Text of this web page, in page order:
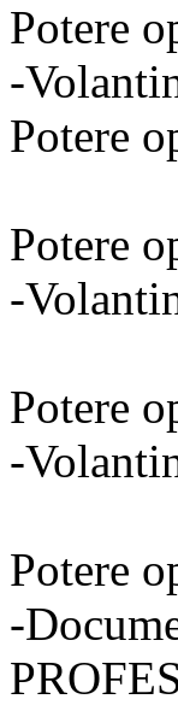
Potere
-
Potere
Potere
-
Potere
-
Potere
-